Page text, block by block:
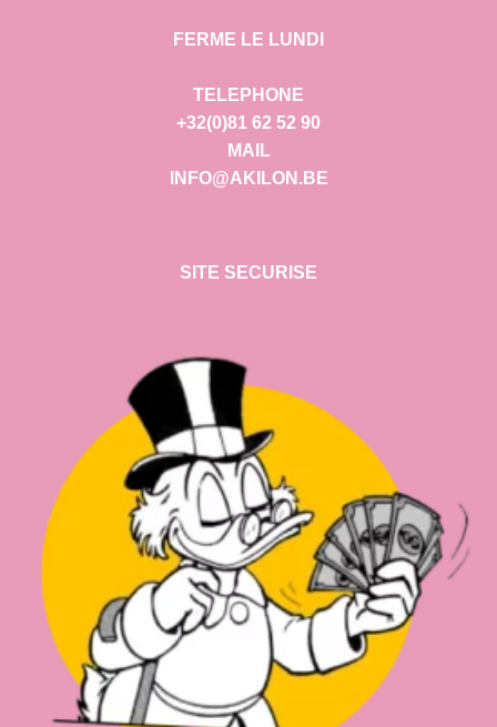
FERME LE LUNDI
TELEPHONE
+32(0)81 62 52 90
MAIL
INFO@AKILON.BE
SITE SECURISE